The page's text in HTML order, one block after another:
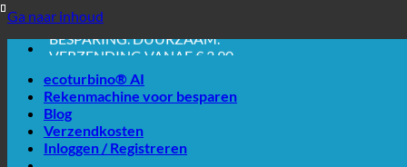
Ga naar inhoud
BESPARING. DUURZAAM.
VERZENDING VANAF € 3,90
AANKOOP OP REKENING
ecoturbino® AI
Rekenmachine voor besparen
Blog
Verzendkosten
Inloggen / Registreren